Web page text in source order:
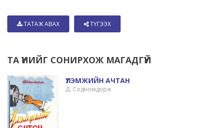
ТАТАЖ АВАХ ТҮГЭЭХ
ТА ҮҮНИЙГ СОНИРХОЖ МАГАДГҮЙ
ҮЛЭМЖИЙН АЧТАН
Д. Содномдорж